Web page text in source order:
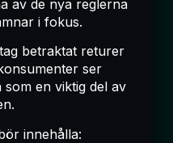
av de nya reglerna
i fokus.
betraktat returer
ser
en viktig del av
innehålla: